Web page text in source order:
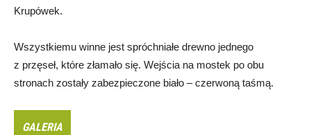
Krupówek.
Wszystkiemu winne jest spróchniałe drewno jednego
z przęseł, które złamało się. Wejścia na mostek po obu
stronach zostały zabezpieczone biało – czerwoną taśmą.
GALERIA